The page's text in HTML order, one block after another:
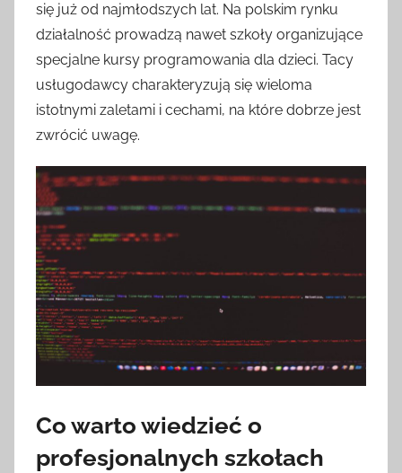
się już od najmłodszych lat. Na polskim rynku
działalność prowadzą nawet szkoły organizujące
specjalne kursy programowania dla dzieci. Tacy
usługodawcy charakteryzują się wieloma
istotnymi zaletami i cechami, na które dobrze jest
zwrócić uwagę.
Co warto wiedzieć o
profesjonalnych szkołach